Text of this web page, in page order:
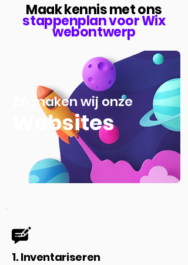
Maak kennis met ons
stappenplan voor Wix
webontwerp
Zo maken wij onze
Websites
1. Inventariseren